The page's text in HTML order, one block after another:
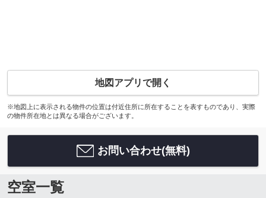
地図アプリで開く
※地図上に表示される物件の位置は付近住所に所在することを表すものであり、実際
の物件所在地とは異なる場合がございます。
お問い合わせ(無料)
空室一覧